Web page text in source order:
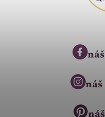
náš
náš
náš